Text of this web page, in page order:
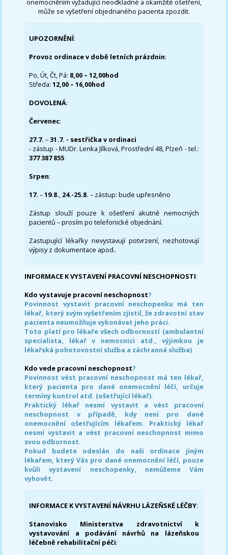
onemocněním vyžadující neodkladné a okamžité ošetření,
může se vyšetření objednaného pacienta zpozdit.
UPOZORNĚNÍ:
Provoz ordinace v době letních prázdnin:
Po, Út, Čt, Pá: 8,00 – 12,00hod
Středa:12,00 – 16,00hod
DOVOLENÁ:
Červenec:
27.7.–31.7. - sestřička v ordinaci
- zástup - MUDr. Lenka Jílková, Prostřední 48, Plzeň - tel.:
377 387 855
Srpen:
17. –19.8., 24.-25.8. – zástup: bude upřesněno
Zástup slouží pouze k ošetření akutně nemocných
pacientů – prosím po telefonické objednání.
Zastupující lékařky nevystavují potvrzení, nezhotovují
výpisy z dokumentace apod..
INFORMACE K VYSTAVENÍ PRACOVNÍ NESCHOPNOSTI:
Kdo vystavuje pracovní neschopnost?
Povinnost vystavit pracovní neschopenku má ten
lékař, který svým vyšetřením zjistil, že zdravotní stav
pacienta neumožňuje vykonávat jeho práci.
Toto platí pro lékaře všech odborností (ambulantní
specialista, lékař v nemocnici atd., výjimkou je
lékařská pohotovostní služba a záchranná služba)
Kdo vede pracovní neschopnost?
Povinnost vést pracovní neschopnost má ten lékař,
který pacienta pro dané onemocnění léčí, určuje
termíny kontrol atd. (ošetřující lékař).
Praktický lékař nesmí vystavit a vést pracovní
neschopnost v případě, kdy není pro dané
onemocnění ošetřujícím lékařem. Praktický lékař
nesmí vystavit a vést pracovní neschopnost mimo
svou odbornost.
Pokud budete odeslán do naši ordinace jiným
lékařem, který Vás pro dané onemocnění léčí, pouze
kvůli vystavení neschopenky, nemůžeme Vám
vyhovět.
INFORMACE K VYSTAVENÍ NÁVRHU LÁZEŇSKÉ LÉČBY:
Stanovisko Ministerstva zdravotnictví k
vystavování a podávání návrhů na lázeňskou
léčebně rehabilitační péči: